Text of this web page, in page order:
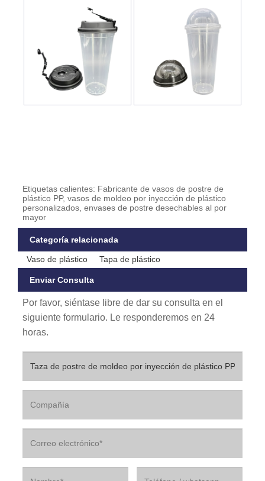
Etiquetas calientes: Fabricante de vasos de postre de
plástico PP, vasos de moldeo por inyección de plástico
personalizados, envases de postre desechables al por
mayor
Categoría relacionada
Vaso de plástico Tapa de plástico
Enviar Consulta
Por favor, siéntase libre de dar su consulta en el
siguiente formulario. Le responderemos en 24
horas.